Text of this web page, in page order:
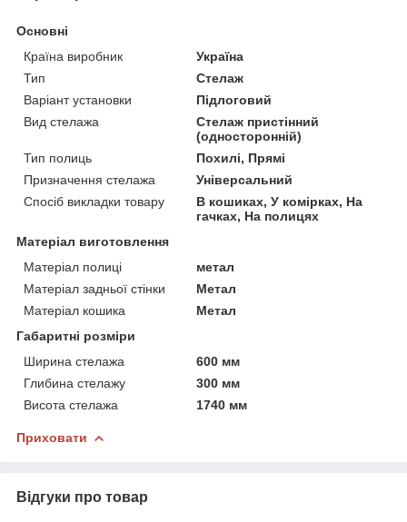
Основні
Країна виробник
Україна
Тип
Стелаж
Варіант установки
Підлоговий
Вид стелажа
Стелаж пристінний
(односторонній)
Тип полиць
Похилі, Прямі
Призначення стелажа
Універсальний
Спосіб викладки товару
В кошиках, У комірках, На
гачках, На полицях
Матеріал виготовлення
Матеріал полиці
метал
Матеріал задньої стінки
Метал
Матеріал кошика
Метал
Габаритні розміри
Ширина стелажа
600 мм
Глибина стелажу
300 мм
Висота стелажа
1740 мм
Приховати
Відгуки про товар